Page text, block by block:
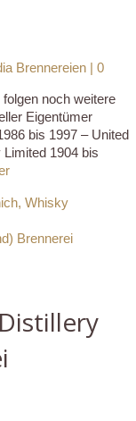
Brennereien | 0
noch weitere
Eigentümer
bis 1997 – United
1904 bis
, Whisky